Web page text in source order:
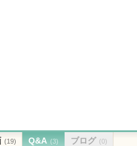
(19) Q&A (3) ブログ (0)